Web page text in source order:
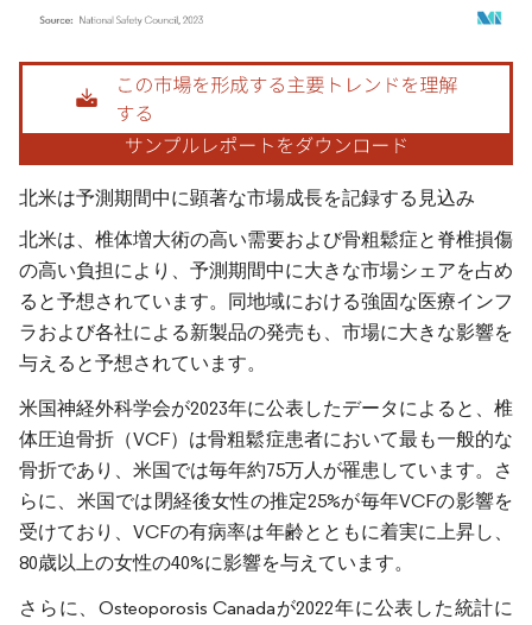
画像 © Mordor Intelligence。再利用にはCC BY 4.0の表示が必要です。
北米は予測期間中に顕著な市場成長を記録する見込み
北米は、椎体増大術の高い需要および骨粗鬆症と脊椎損傷
の高い負担により、予測期間中に大きな市場シェアを占め
ると予想されています。同地域における強固な医療インフ
ラおよび各社による新製品の発売も、市場に大きな影響を
与えると予想されています。
米国神経外科学会が2023年に公表したデータによると、椎
体圧迫骨折（VCF）は骨粗鬆症患者において最も一般的な
骨折であり、米国では毎年約75万人が罹患しています。さ
らに、米国では閉経後女性の推定25%が毎年VCFの影響を
受けており、VCFの有病率は年齢とともに着実に上昇し、
80歳以上の女性の40%に影響を与えています。
さらに、Osteoporosis Canadaが2022年に公表した統計に